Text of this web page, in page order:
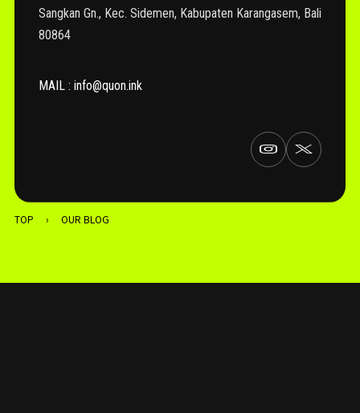
Sangkan Gn., Kec. Sidemen, Kabupaten Karangasem, Bali
80864
MAIL : info@quon.ink
TOP › OUR BLOG